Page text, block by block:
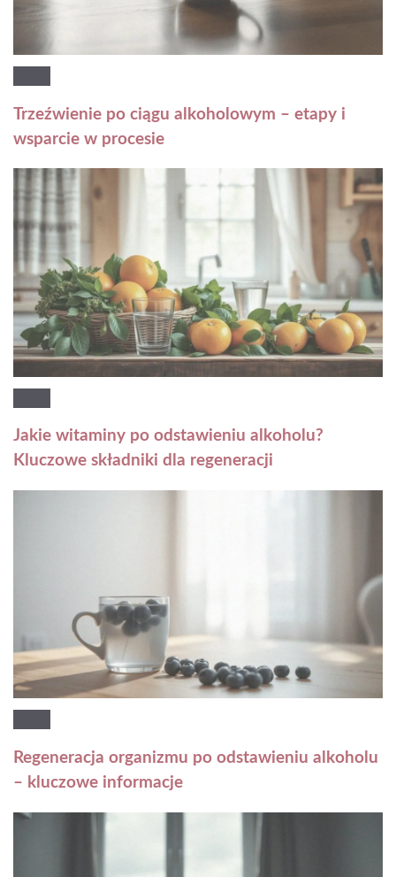
Trzeźwienie po ciągu alkoholowym – etapy i
wsparcie w procesie
Jakie witaminy po odstawieniu alkoholu?
Kluczowe składniki dla regeneracji
Regeneracja organizmu po odstawieniu alkoholu
– kluczowe informacje